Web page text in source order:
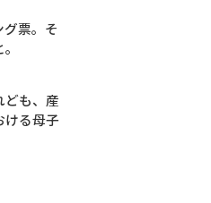
票。そ
ども、産
ける母子